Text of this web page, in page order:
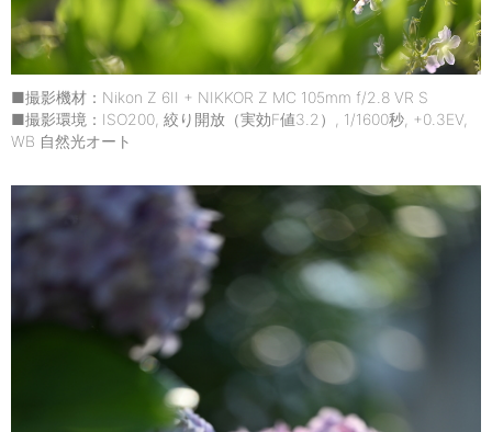
■撮影機材：Nikon Z 6II + NIKKOR Z MC 105mm f/2.8 VR S
■撮影環境：ISO200, 絞り開放（実効F値3.2）, 1/1600秒, +0.3EV,
WB 自然光オート